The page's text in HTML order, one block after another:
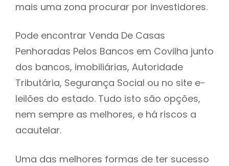
mais uma zona procurar por investidores.
Pode encontrar Venda De Casas
Penhoradas Pelos Bancos em Covilha junto
dos bancos, imobiliárias, Autoridade
Tributária, Segurança Social ou no site e-
leilões do estado. Tudo isto são opções,
nem sempre as melhores, e há riscos a
acautelar.
Uma das melhores formas de ter sucesso